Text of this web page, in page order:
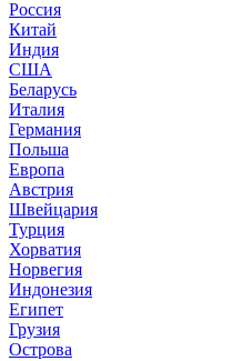
Россия
Китай
Индия
США
Беларусь
Италия
Германия
Польша
Европа
Австрия
Швейцария
Турция
Хорватия
Норвегия
Индонезия
Египет
Грузия
Острова